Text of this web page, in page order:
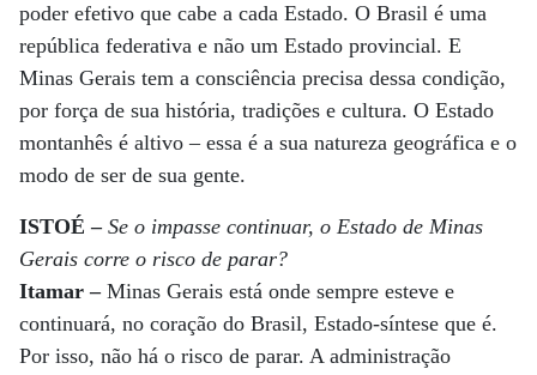
poder efetivo que cabe a cada Estado. O Brasil é uma
república federativa e não um Estado provincial. E
Minas Gerais tem a consciência precisa dessa condição,
por força de sua história, tradições e cultura. O Estado
montanhês é altivo – essa é a sua natureza geográfica e o
modo de ser de sua gente.
ISTOÉ – Se o impasse continuar, o Estado de Minas
Gerais corre o risco de parar?
Itamar – Minas Gerais está onde sempre esteve e
continuará, no coração do Brasil, Estado-síntese que é.
Por isso, não há o risco de parar. A administração